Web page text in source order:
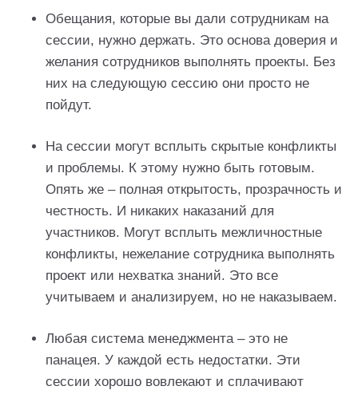
Обещания, которые вы дали сотрудникам на
сессии, нужно держать. Это основа доверия и
желания сотрудников выполнять проекты. Без
них на следующую сессию они просто не
пойдут.
На сессии могут всплыть скрытые конфликты
и проблемы. К этому нужно быть готовым.
Опять же – полная открытость, прозрачность и
честность. И никаких наказаний для
участников. Могут всплыть межличностные
конфликты, нежелание сотрудника выполнять
проект или нехватка знаний. Это все
учитываем и анализируем, но не наказываем.
Любая система менеджмента – это не
панацея. У каждой есть недостатки. Эти
сессии хорошо вовлекают и сплачивают